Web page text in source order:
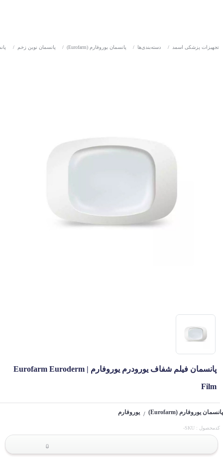
تجهیزات پزشکی اسمد / دسته‌بندی‌ها / پانسمان یوروفارم (Eurofarm) / پانسمان نوین زخم /
پانسمان فیلم شفاف یورودرم یوروفارم | Eurofarm Euroderm
Film
پانسمان یوروفارم (Eurofarm) / یوروفارم
کدمحصول : SKU-
0